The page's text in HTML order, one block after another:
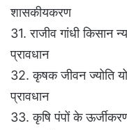
शासकीयकरण
31. राजीव गांधी किसान
प्रावधान
32. कृषक जीवन ज्योति
प्रावधान
33. कृषि पंपों के